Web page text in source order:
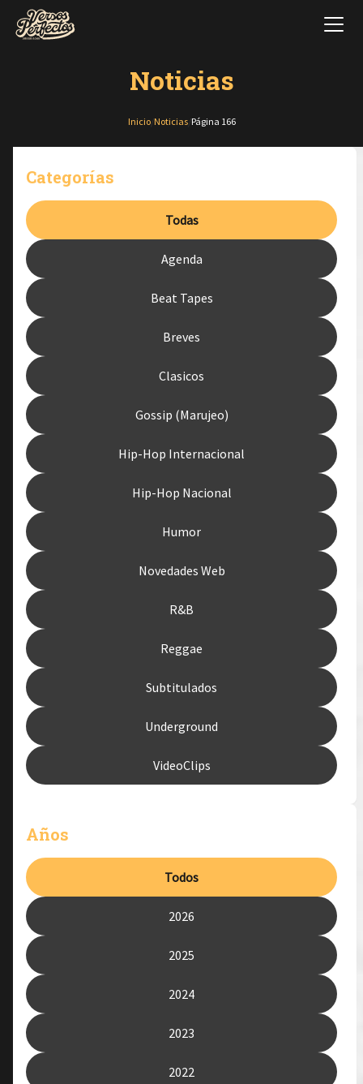
Noticias
Inicio/ Noticias/ Página 166
Categorías
Todas
Agenda
Beat Tapes
Breves
Clasicos
Gossip (Marujeo)
Hip-Hop Internacional
Hip-Hop Nacional
Humor
Novedades Web
R&B
Reggae
Subtitulados
Underground
VideoClips
Años
Todos
2026
2025
2024
2023
2022